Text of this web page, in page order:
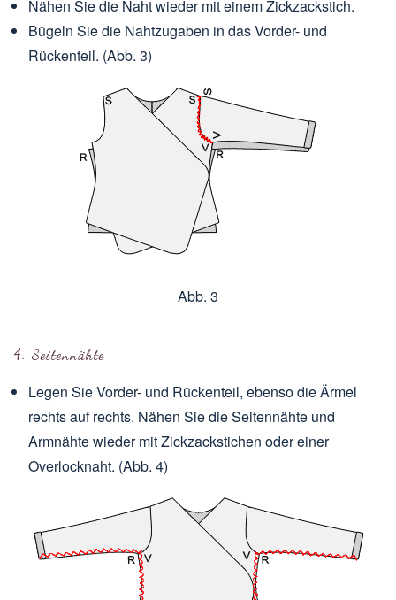
Nähen Sie die Naht wieder mit einem Zickzackstich.
Bügeln Sie die Nahtzugaben in das Vorder- und
Rückenteil. (Abb. 3)
Abb. 3
4. Seitennähte
Legen Sie Vorder- und Rückenteil, ebenso die Ärmel
rechts auf rechts. Nähen Sie die Seitennähte und
Armnähte wieder mit Zickzackstichen oder einer
Overlocknaht. (Abb. 4)